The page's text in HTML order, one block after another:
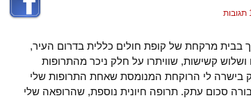
בבית מרקחת של קופת חולים כללית בדרום העיר,
קשישות, שוויתרו על חלק ניכר מהתרופות
לי הרוקחת המנומסת שאחת התרופות שלי
סכום עתק. תרופה חיונית נוספת, שהרופאה שלי